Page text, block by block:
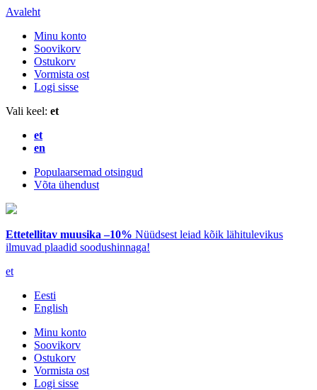
Avaleht
Minu konto
Soovikorv
Ostukorv
Vormista ost
Logi sisse
Vali keel: et
et
en
Populaarsemad otsingud
Võta ühendust
Ettetellitav muusika –10% Nüüdsest leiad kõik lähitulevikus
ilmuvad plaadid soodushinnaga!
et
Eesti
English
Minu konto
Soovikorv
Ostukorv
Vormista ost
Logi sisse